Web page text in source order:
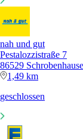
nah und gut
Pestalozzistraße 7
86529
1,49 km
geschlossen